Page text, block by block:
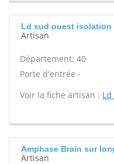
Ld sud ouest isolation
Artisan
Département: 40
Porte d'entrée -
Voir la fiche artisan :
Amphase Brain sur
Artisan